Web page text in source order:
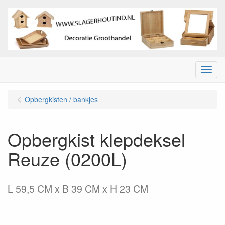
Menu
Opbergkisten / bankjes
Opbergkist klepdeksel
Reuze (0200L)
L 59,5 CM x B 39 CM x H 23 CM